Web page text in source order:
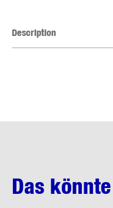
Description
Das